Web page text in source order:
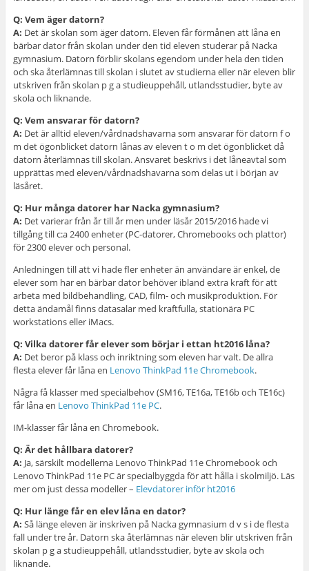
Q: Vem äger datorn?
A: Det är skolan som äger datorn. Eleven får förmånen att låna en
bärbar dator från skolan under den tid eleven studerar på Nacka
gymnasium. Datorn förblir skolans egendom under hela den tiden
och ska återlämnas till skolan i slutet av studierna eller när eleven blir
utskriven från skolan p g a studieuppehåll, utlandsstudier, byte av
skola och liknande.
Q: Vem ansvarar för datorn?
A: Det är alltid eleven/vårdnadshavarna som ansvarar för datorn f o
m det ögonblicket datorn lånas av eleven t o m det ögonblicket då
datorn återlämnas till skolan. Ansvaret beskrivs i det låneavtal som
upprättas med eleven/vårdnadshavarna som delas ut i början av
läsåret.
Q: Hur många datorer har Nacka gymnasium?
A: Det varierar från år till år men under läsår 2015/2016 hade vi
tillgång till c:a 2400 enheter (PC-datorer, Chromebooks och plattor)
för 2300 elever och personal.
Anledningen till att vi hade fler enheter än användare är enkel, de
elever som har en bärbar dator behöver ibland extra kraft för att
arbeta med bildbehandling, CAD, film- och musikproduktion. För
detta ändamål finns datasalar med kraftfulla, stationära PC
workstations eller iMacs.
Q: Vilka datorer får elever som börjar i ettan ht2016 låna?
A: Det beror på klass och inriktning som eleven har valt. De allra
flesta elever får låna en Lenovo ThinkPad 11e Chromebook.
Några få klasser med specialbehov (SM16, TE16a, TE16b och TE16c)
får låna en Lenovo ThinkPad 11e PC.
IM-klasser får låna en Chromebook.
Q: Är det hållbara datorer?
A: Ja, särskilt modellerna Lenovo ThinkPad 11e Chromebook och
Lenovo ThinkPad 11e PC är specialbyggda för att hålla i skolmiljö. Läs
mer om just dessa modeller – Elevdatorer inför ht2016
Q: Hur länge får en elev låna en dator?
A: Så länge eleven är inskriven på Nacka gymnasium d v s i de flesta
fall under tre år. Datorn ska återlämnas när eleven blir utskriven från
skolan p g a studieuppehåll, utlandsstudier, byte av skola och
liknande.